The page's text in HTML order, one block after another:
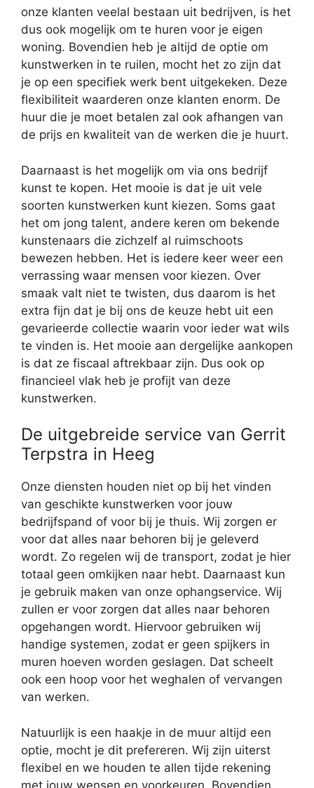
onze klanten veelal bestaan uit bedrijven, is het
dus ook mogelijk om te huren voor je eigen
woning. Bovendien heb je altijd de optie om
kunstwerken in te ruilen, mocht het zo zijn dat
je op een specifiek werk bent uitgekeken. Deze
flexibiliteit waarderen onze klanten enorm. De
huur die je moet betalen zal ook afhangen van
de prijs en kwaliteit van de werken die je huurt.
Daarnaast is het mogelijk om via ons bedrijf
kunst te kopen. Het mooie is dat je uit vele
soorten kunstwerken kunt kiezen. Soms gaat
het om jong talent, andere keren om bekende
kunstenaars die zichzelf al ruimschoots
bewezen hebben. Het is iedere keer weer een
verrassing waar mensen voor kiezen. Over
smaak valt niet te twisten, dus daarom is het
extra fijn dat je bij ons de keuze hebt uit een
gevarieerde collectie waarin voor ieder wat wils
te vinden is. Het mooie aan dergelijke aankopen
is dat ze fiscaal aftrekbaar zijn. Dus ook op
financieel vlak heb je profijt van deze
kunstwerken.
De uitgebreide service van Gerrit
Terpstra in Heeg
Onze diensten houden niet op bij het vinden
van geschikte kunstwerken voor jouw
bedrijfspand of voor bij je thuis. Wij zorgen er
voor dat alles naar behoren bij je geleverd
wordt. Zo regelen wij de transport, zodat je hier
totaal geen omkijken naar hebt. Daarnaast kun
je gebruik maken van onze ophangservice. Wij
zullen er voor zorgen dat alles naar behoren
opgehangen wordt. Hiervoor gebruiken wij
handige systemen, zodat er geen spijkers in
muren hoeven worden geslagen. Dat scheelt
ook een hoop voor het weghalen of vervangen
van werken.
Natuurlijk is een haakje in de muur altijd een
optie, mocht je dit prefereren. Wij zijn uiterst
flexibel en we houden te allen tijde rekening
met jouw wensen en voorkeuren. Bovendien